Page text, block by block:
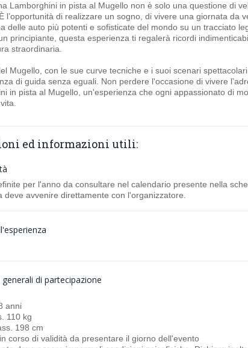
Lamborghini in pista al Mugello non è solo una questione di
l’opportunità di realizzare un sogno, di vivere una giornata da
delle auto più potenti e sofisticate del mondo su un tracciato
principiante, questa esperienza ti regalerà ricordi
straordinaria.
Mugello, con le sue curve tecniche e i suoi scenari
di guida senza eguali. Non perdere l'occasione di vivere
in pista al Mugello, un'esperienza che ogni appassionato di
ed informazioni utili:
per l'anno da consultare nel calendario presente nella
deve avvenire direttamente con l'organizzatore.
di partecipazione
anni
110 kg
198 cm
corso di validità da presentare il giorno dell'evento